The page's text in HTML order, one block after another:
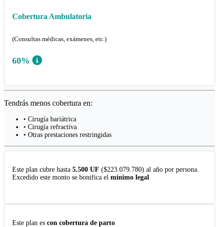
Cobertura Ambulatoria
(Consultas médicas, exámenes, etc.)
60%
Tendrás menos cobertura en:
• Cirugía bariátrica
• Cirugía refractiva
• Otras prestaciones restringidas
Este plan cubre hasta 5.500 UF ($223.079.780) al año por persona.
Excedido este monto se bonifica el mínimo legal
Este plan es con cobertura de parto